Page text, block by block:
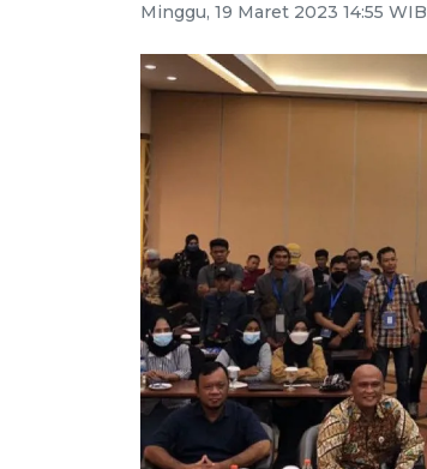
Minggu, 19 Maret 2023 14:55 WIB